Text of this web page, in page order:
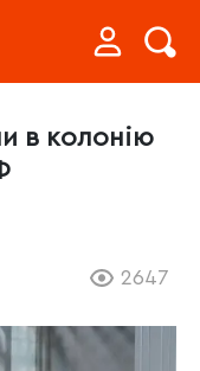
в колонію
2647